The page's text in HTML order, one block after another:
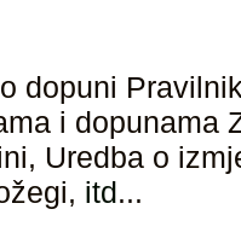
dopuni
i dopunama
Uredba o
itd...